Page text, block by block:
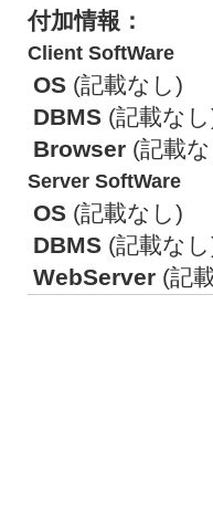
付加情報：
Client SoftWare
OS (記載なし)
DBMS (記載な
Browser (記載
Server SoftWare
OS (記載なし)
DBMS (記載な
WebServer (記